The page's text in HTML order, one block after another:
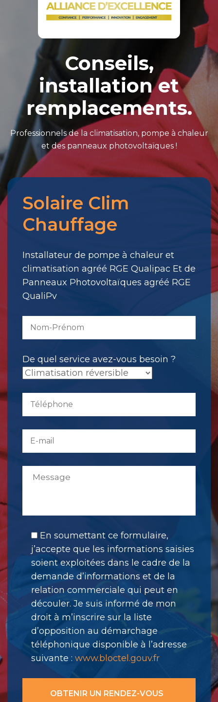
Conseils,
installation et
remplacements.
Professionnels de la climatisation, pompe à chaleur
et des panneaux photovoltaïques !
Merci
pour
votre
Il
a
été
envoyé.
Solaire Clim
Chauffage
Installateur de pompe à chaleur et
climatisation agréé RGE Qualipac Et de
Panneaux Photovoltaïques agréé RGE
QualiPv
De quel service avez-vous besoin ?
En soumettant ce formulaire,
j’accepte que les informations saisies
soient exploitées dans le cadre de la
demande d’informations et de la
relation commerciale qui peut en
découler. Je suis informé de mon
droit à m’inscrire sur la liste
d’opposition au démarchage
téléphonique disponible à l’adresse
suivante : www.bloctel.gouv.fr